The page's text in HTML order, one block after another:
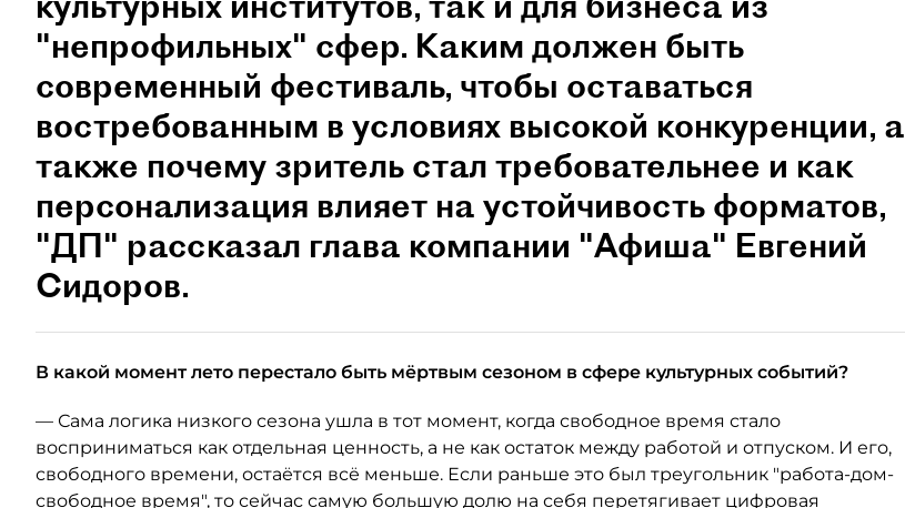
"непрофильных" сфер. Каким должен быть
современный фестиваль, чтобы оставаться
востребованным в условиях высокой конкуренции, а
также почему зритель стал требовательнее и как
персонализация влияет на устойчивость форматов,
"ДП" рассказал глава компании "Афиша" Евгений
Сидоров.
В какой момент лето перестало быть мёртвым сезоном в сфере культурных событий?
— Сама логика низкого сезона ушла в тот момент, когда свободное время стало
восприниматься как отдельная ценность, а не как остаток между работой и отпуском. И его,
свободного времени, остаётся всё меньше. Если раньше это был треугольник "работа-дом-
свободное время", то сейчас самую большую долю на себя перетягивает цифровая